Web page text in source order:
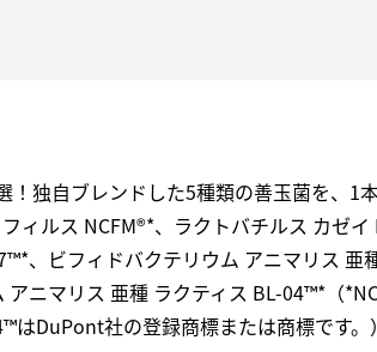
！独自ブレンドした5種類の善玉菌を、1
ィルス NCFM®*、ラクトバチルス カゼ
、ビフィドバクテリウム アニマリス 亜
ニマリス 亜種 ラクティス BL-04™*（
DuPont社の登録商標または商標です。）